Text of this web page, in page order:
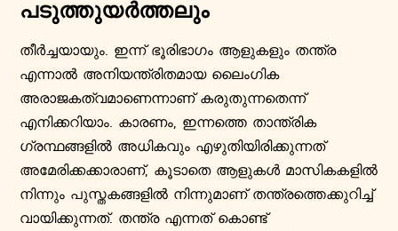
പടുത്തുയർത്തലും
തീർച്ചയായും. ഇന്ന് ഭൂരിഭാഗം ആളുകളും തന്ത്ര
എന്നാൽ അനിയന്ത്രിതമായ ലൈംഗിക
അരാജകത്വമാണെന്നാണ് കരുതുന്നതെന്ന്
എനിക്കറിയാം. കാരണം, ഇന്നത്തെ താന്ത്രിക
ഗ്രന്ഥങ്ങളിൽ അധികവും എഴുതിയിരിക്കുന്നത്
അമേരിക്കക്കാരാണ്, കൂടാതെ ആളുകൾ മാസികകളിൽ
നിന്നും പുസ്തകങ്ങളിൽ നിന്നുമാണ് തന്ത്രത്തെക്കുറിച്ച്
വായിക്കുന്നത്. തന്ത്ര എന്നത് കൊണ്ട്